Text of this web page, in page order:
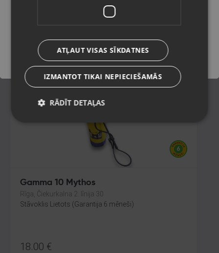
Stāvoklis Ilgstoši lietots (Garantija 14 dienas)
40.00€
Gamma 10 Mythos
Rīga, Čiekurkalna 2. līnija 30
Stāvoklis Lietots (Garantija 6 mēneši)
18.00 €
Saglabāt
ATĻAUT VISAS SĪKDATNES
IZMANTOT TIKAI NEPIECIEŠAMĀS
RĀDĪT DETAĻAS